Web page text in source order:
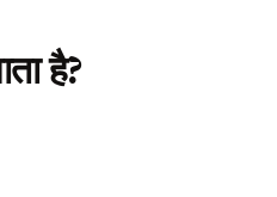
है?